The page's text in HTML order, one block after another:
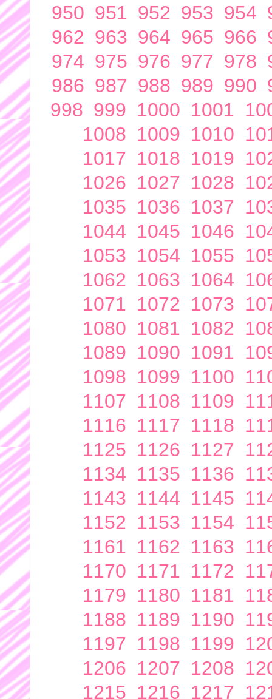
950 951 952 953 954
962 963 964 965 966
974 975 976 977 978
986 987 988 989 990
998 999 1000 1001
1008 1009 1010
1017 1018 1019
1026 1027 1028
1035 1036 1037
1044 1045 1046
1053 1054 1055
1062 1063 1064
1071 1072 1073
1080 1081 1082
1089 1090 1091
1098 1099 1100
1107 1108 1109
1116 1117 1118
1125 1126 1127
1134 1135 1136
1143 1144 1145
1152 1153 1154
1161 1162 1163
1170 1171 1172
1179 1180 1181
1188 1189 1190
1197 1198 1199
1206 1207 1208
1215 1216 1217